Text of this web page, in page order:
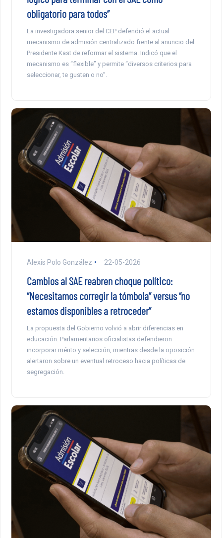
obligatorio para todos”
La investigadora senior del CEP defendió el actual
mecanismo de admisión centralizado frente al anuncio del
Presidente Kast de reformar el sistema. Indicó que el
mecanismo es “flexible” y permite “diversos criterios para
seleccionar, te gusten o no”.
Alexis Polo González 22-05-2026
Cambios al SAE reabren choque político:
“Necesitamos corregir la tómbola” versus “no
estamos disponibles a retroceder”
La propuesta del Gobierno volvió a abrir diferencias en
educación. Parlamentarios oficialistas defendieron
incorporar mérito y selección, mientras desde la oposición
alertaron sobre un eventual retroceso hacia políticas de
segregación.